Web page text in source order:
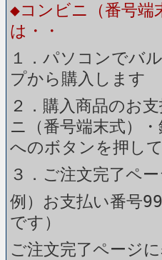
◆コンビニ（番号端
は・・
１．パソコンでバ
プから購入します
２．購入商品のお
ニ（番号端末式）
へのボタンを押し
３．ご注文完了ペ
例）お支払い番号
です）
ご注文完了ページ